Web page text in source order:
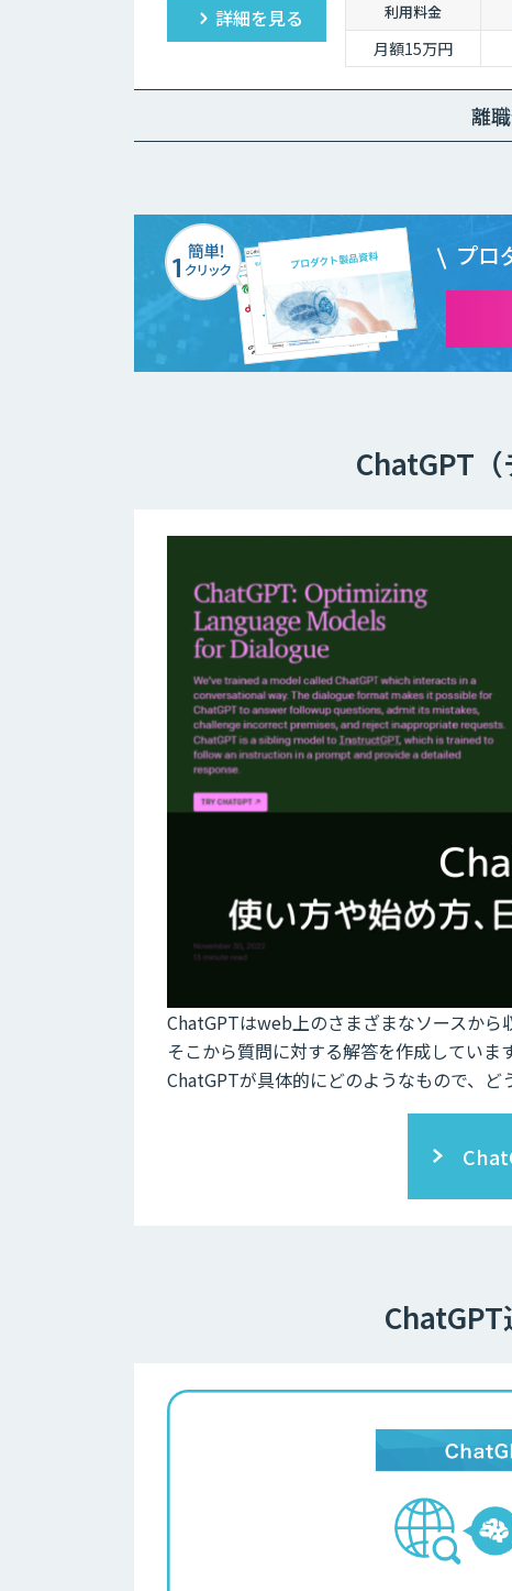
詳細を見る 利用料金
月額15万円
離
プロ
ChatGPT
ChatGPTはweb上のさまざまなソースから
そこから質問に対する解答を作成しています
ChatGPTが具体的にどのようなもので、ど